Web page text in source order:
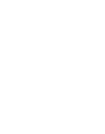
、コンパクトなサイズが特徴のカ